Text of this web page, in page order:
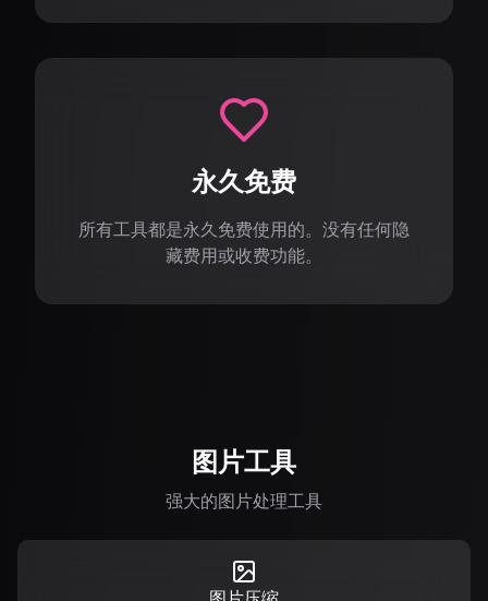
永久免费
所有工具都是永久免费使用的。没有任何隐
藏费用或收费功能。
图片工具
强大的图片处理工具